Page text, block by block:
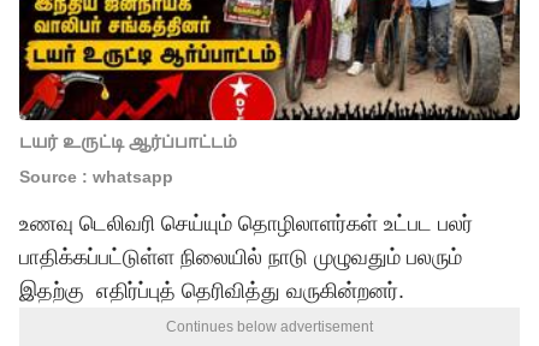
டயர் உருட்டி ஆர்ப்பாட்டம்
Source : whatsapp
உணவு டெலிவரி செய்யும் தொழிலாளர்கள் உட்பட பலர்
பாதிக்கப்பட்டுள்ள நிலையில் நாடு முழுவதும் பலரும்
இதற்கு எதிர்ப்புத் தெரிவித்து வருகின்றனர்.
Continues below advertisement